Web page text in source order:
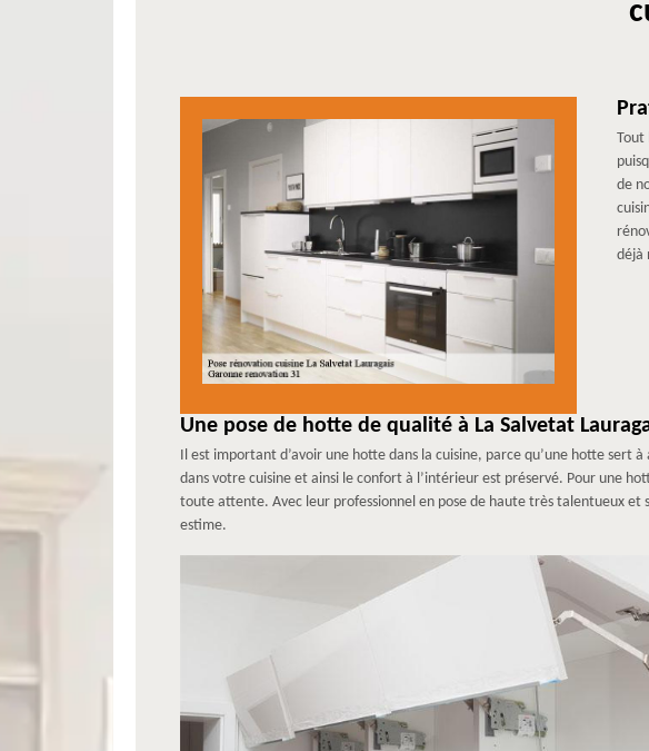
Tout
de
déjà
Une pose de hotte de qualité à La Salvetat
Il est important d’avoir une hotte dans la cuisine, parce qu’une hotte sert
dans votre cuisine et ainsi le confort à l’intérieur est préservé. Pour une
toute attente. Avec leur professionnel en pose de haute très talentueux
estime.